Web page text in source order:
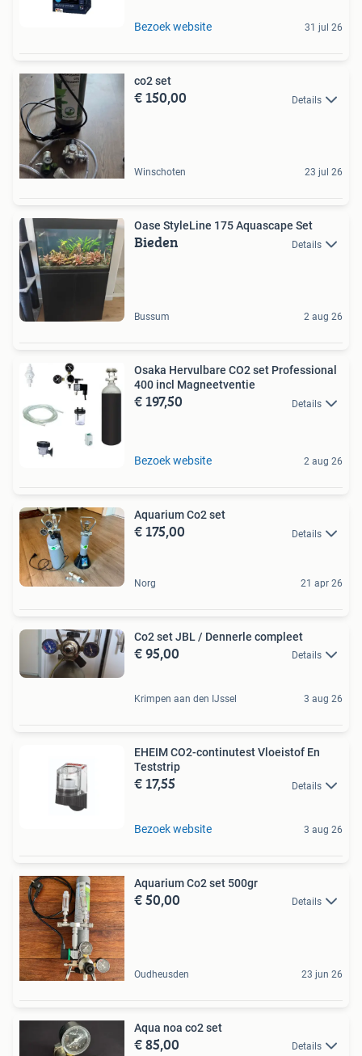
Bezoek website 31 jul 26
co2 set
€ 150,00 Details
Winschoten 23 jul 26
Oase StyleLine 175 Aquascape Set
Bieden Details
Bussum 2 aug 26
Osaka Hervulbare CO2 set Professional
400 incl Magneetventie
€ 197,50 Details
Bezoek website 2 aug 26
Aquarium Co2 set
€ 175,00 Details
Norg 21 apr 26
Co2 set JBL / Dennerle compleet
€ 95,00 Details
Krimpen aan den IJssel 3 aug 26
EHEIM CO2-continutest Vloeistof En
Teststrip
€ 17,55 Details
Bezoek website 3 aug 26
Aquarium Co2 set 500gr
€ 50,00 Details
Oudheusden 23 jun 26
Aqua noa co2 set
€ 85,00 Details